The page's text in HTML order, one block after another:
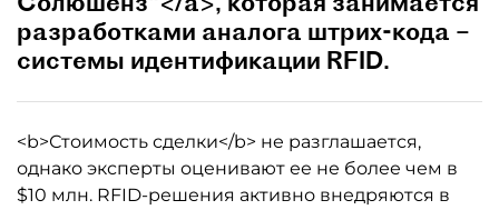
разработками аналога штрих-кода –
системы идентификации RFID.
<b>Стоимость сделки</b> не разглашается,
однако эксперты оценивают ее не более чем в
$10 млн. RFID-решения активно внедряются в